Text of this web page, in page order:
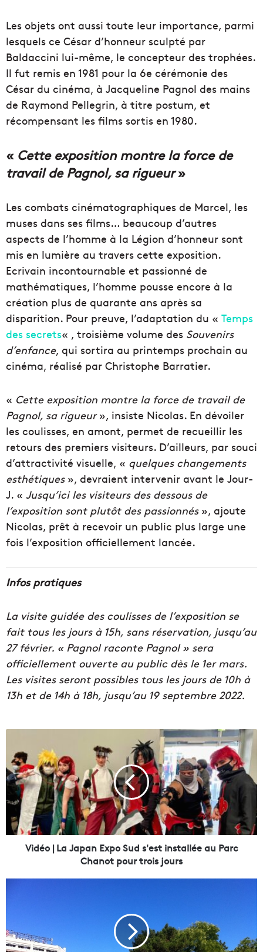
Les objets ont aussi toute leur importance, parmi
lesquels ce César d’honneur sculpté par
Baldaccini lui-même, le concepteur des trophées.
Il fut remis en 1981 pour la 6e cérémonie des
César du cinéma, à Jacqueline Pagnol des mains
de Raymond Pellegrin, à titre postum, et
récompensant les films sortis en 1980.
« Cette exposition montre la force de
travail de Pagnol, sa rigueur»
Les combats cinématographiques de Marcel, les
muses dans ses films… beaucoup d’autres
aspects de l’homme à la Légion d’honneur sont
mis en lumière au travers cette exposition.
Ecrivain incontournable et passionné de
mathématiques, l’homme pousse encore à la
création plus de quarante ans après sa
disparition. Pour preuve, l’adaptation du « Temps
des secrets« , troisième volume des Souvenirs
d’enfance, qui sortira au printemps prochain au
cinéma, réalisé par Christophe Barratier.
« Cette exposition montre la force de travail de
Pagnol, sa rigueur», insiste Nicolas. En dévoiler
les coulisses, en amont, permet de recueillir les
retours des premiers visiteurs. D’ailleurs, par souci
d’attractivité visuelle, « quelques changements
esthétiques», devraient intervenir avant le Jour-
J. « Jusqu’ici les visiteurs des dessous de
l’exposition sont plutôt des passionnés», ajoute
Nicolas, prêt à recevoir un public plus large une
fois l’exposition officiellement lancée.
Infos pratiques
La visite guidée des coulisses de l’exposition se
fait tous les jours à 15h, sans réservation, jusqu’au
27 février. « Pagnol raconte Pagnol » sera
officiellement ouverte au public dès le 1er mars.
Les visites seront possibles tous les jours de 10h à
13h et de 14h à 18h, jusqu’au 19 septembre 2022.
d
é
o
|
a
J
o
S
Vidéo | La Japan Expo Sud s'est installée au Parc
Chanot pour trois jours
e
r